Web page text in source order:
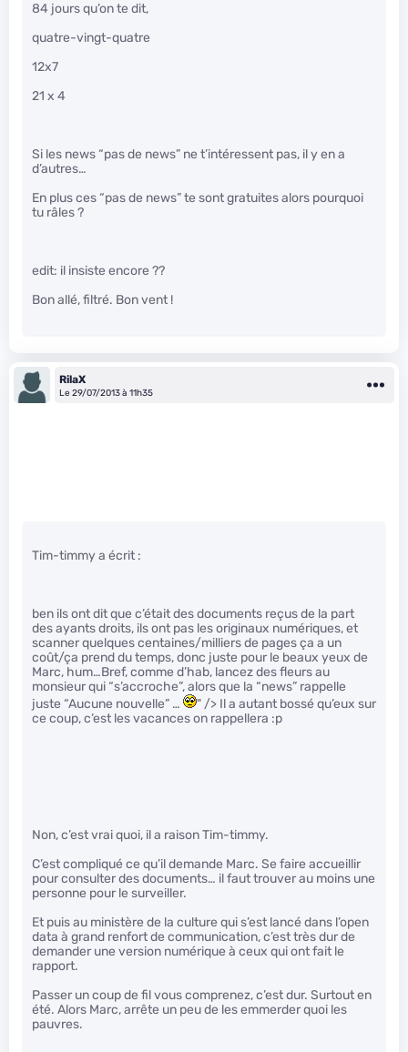
84 jours qu’on te dit,
quatre-vingt-quatre
12x7
21 x 4
Si les news “pas de news” ne t’intéressent pas, il y en a
d’autres…
En plus ces “pas de news” te sont gratuites alors pourquoi
tu râles ?
edit: il insiste encore ??
Bon allé, filtré. Bon vent !
RilaX
Le 29/07/2013 à 11h35
Tim-timmy a écrit :
ben ils ont dit que c’était des documents reçus de la part
des ayants droits, ils ont pas les originaux numériques, et
scanner quelques centaines/milliers de pages ça a un
coût/ça prend du temps, donc juste pour le beaux yeux de
Marc, hum…Bref, comme d’hab, lancez des fleurs au
monsieur qui “s’accroche”, alors que la “news” rappelle
juste “Aucune nouvelle” …
" /> Il a autant bossé qu’eux sur
ce coup, c’est les vacances on rappellera :p
Non, c’est vrai quoi, il a raison Tim-timmy.
C’est compliqué ce qu’il demande Marc. Se faire accueillir
pour consulter des documents… il faut trouver au moins une
personne pour le surveiller.
Et puis au ministère de la culture qui s’est lancé dans l’open
data à grand renfort de communication, c’est très dur de
demander une version numérique à ceux qui ont fait le
rapport.
Passer un coup de fil vous comprenez, c’est dur. Surtout en
été. Alors Marc, arrête un peu de les emmerder quoi les
pauvres.